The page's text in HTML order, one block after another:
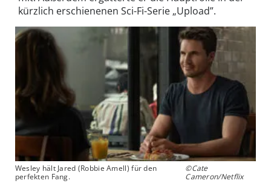
kürzlich erschienenen Sci-Fi-Serie „Upload”.
Wesley hält Jared (Robbie Amell) für den
perfekten Fang.
©Cate
Cameron/Netflix